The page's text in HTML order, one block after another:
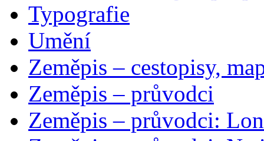
Typografie
Umění
Zeměpis – cestopisy,
Zeměpis – průvodci
Zeměpis – průvodci: